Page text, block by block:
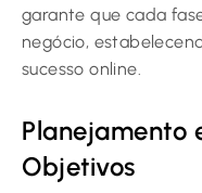
garante que cada
negócio,
sucesso online.
Planejamento
Objetivos